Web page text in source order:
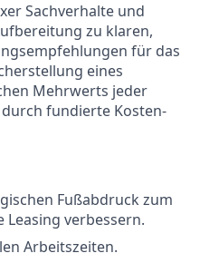
Sachverhalte und
zu klaren,
für das
eines
Mehrwerts jeder
fundierte Kosten-
Fußabdruck zum
Leasing verbessern.
Arbeitszeiten.